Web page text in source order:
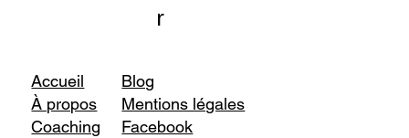
r
Accueil
À propos
Coaching
Blog
Mentions légales
Facebook